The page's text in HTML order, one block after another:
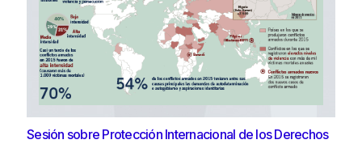
Sesión sobre Protección Internacional de los Derechos